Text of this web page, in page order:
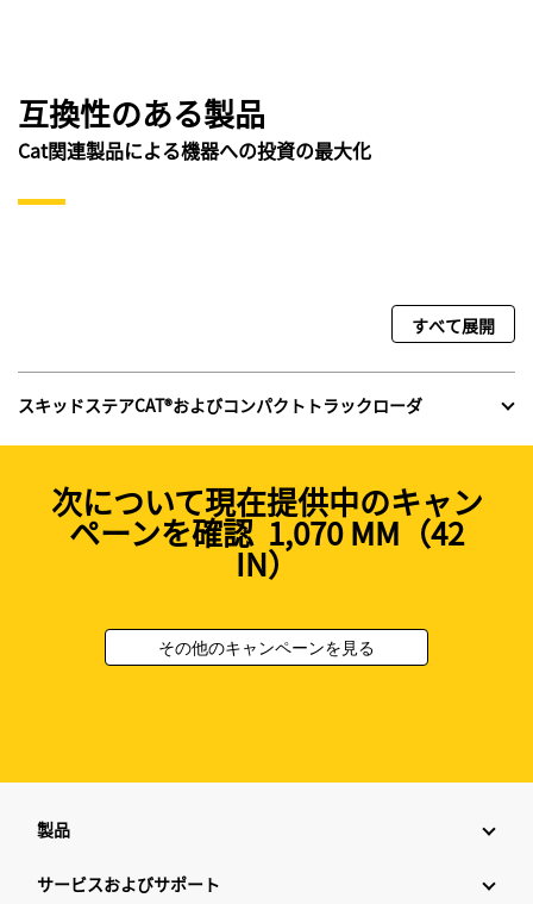
互換性のある製品
Cat関連製品による機器への投資の最大化
すべて展開
スキッドステアCAT®およびコンパクトトラックローダ
次について現在提供中のキャン
ペーンを確認 1,070 MM（42
IN）
その他のキャンペーンを見る
製品
サービスおよびサポート